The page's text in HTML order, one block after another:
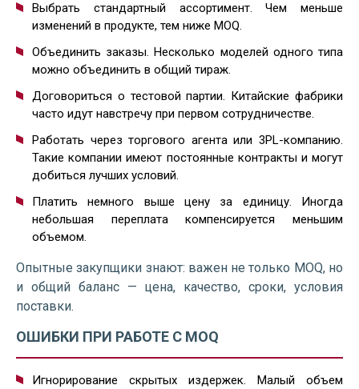
Выбрать стандартный ассортимент. Чем меньше
изменений в продукте, тем ниже MOQ.
Объединить заказы. Несколько моделей одного типа
можно объединить в общий тираж.
Договориться о тестовой партии. Китайские фабрики
часто идут навстречу при первом сотрудничестве.
Работать через торгового агента или 3PL-компанию.
Такие компании имеют постоянные контракты и могут
добиться лучших условий.
Платить немного выше цену за единицу. Иногда
небольшая переплата компенсируется меньшим
объемом.
Опытные закупщики знают: важен не только MOQ, но
и общий баланс — цена, качество, сроки, условия
поставки.
ОШИБКИ ПРИ РАБОТЕ С MOQ
Игнорирование скрытых издержек. Малый объем